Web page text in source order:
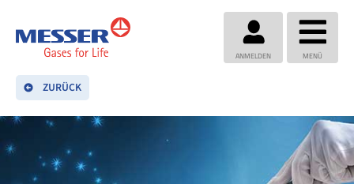
ANMELDEN MENÜ
ZURÜCK